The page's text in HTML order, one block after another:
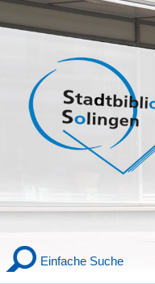
Einfache Suche